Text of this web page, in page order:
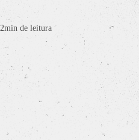
2min de leitura